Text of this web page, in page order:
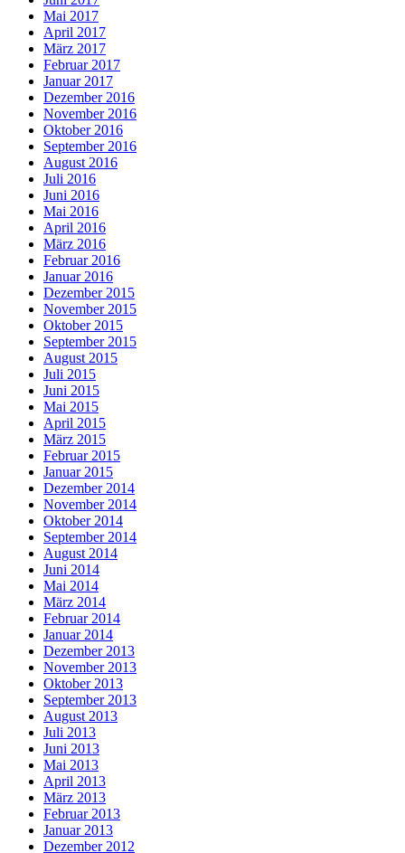
Mai 2017
April 2017
März 2017
Februar 2017
Januar 2017
Dezember 2016
November 2016
Oktober 2016
September 2016
August 2016
Juli 2016
Juni 2016
Mai 2016
April 2016
März 2016
Februar 2016
Januar 2016
Dezember 2015
November 2015
Oktober 2015
September 2015
August 2015
Juli 2015
Juni 2015
Mai 2015
April 2015
März 2015
Februar 2015
Januar 2015
Dezember 2014
November 2014
Oktober 2014
September 2014
August 2014
Juni 2014
Mai 2014
März 2014
Februar 2014
Januar 2014
Dezember 2013
November 2013
Oktober 2013
September 2013
August 2013
Juli 2013
Juni 2013
Mai 2013
April 2013
März 2013
Februar 2013
Januar 2013
Dezember 2012